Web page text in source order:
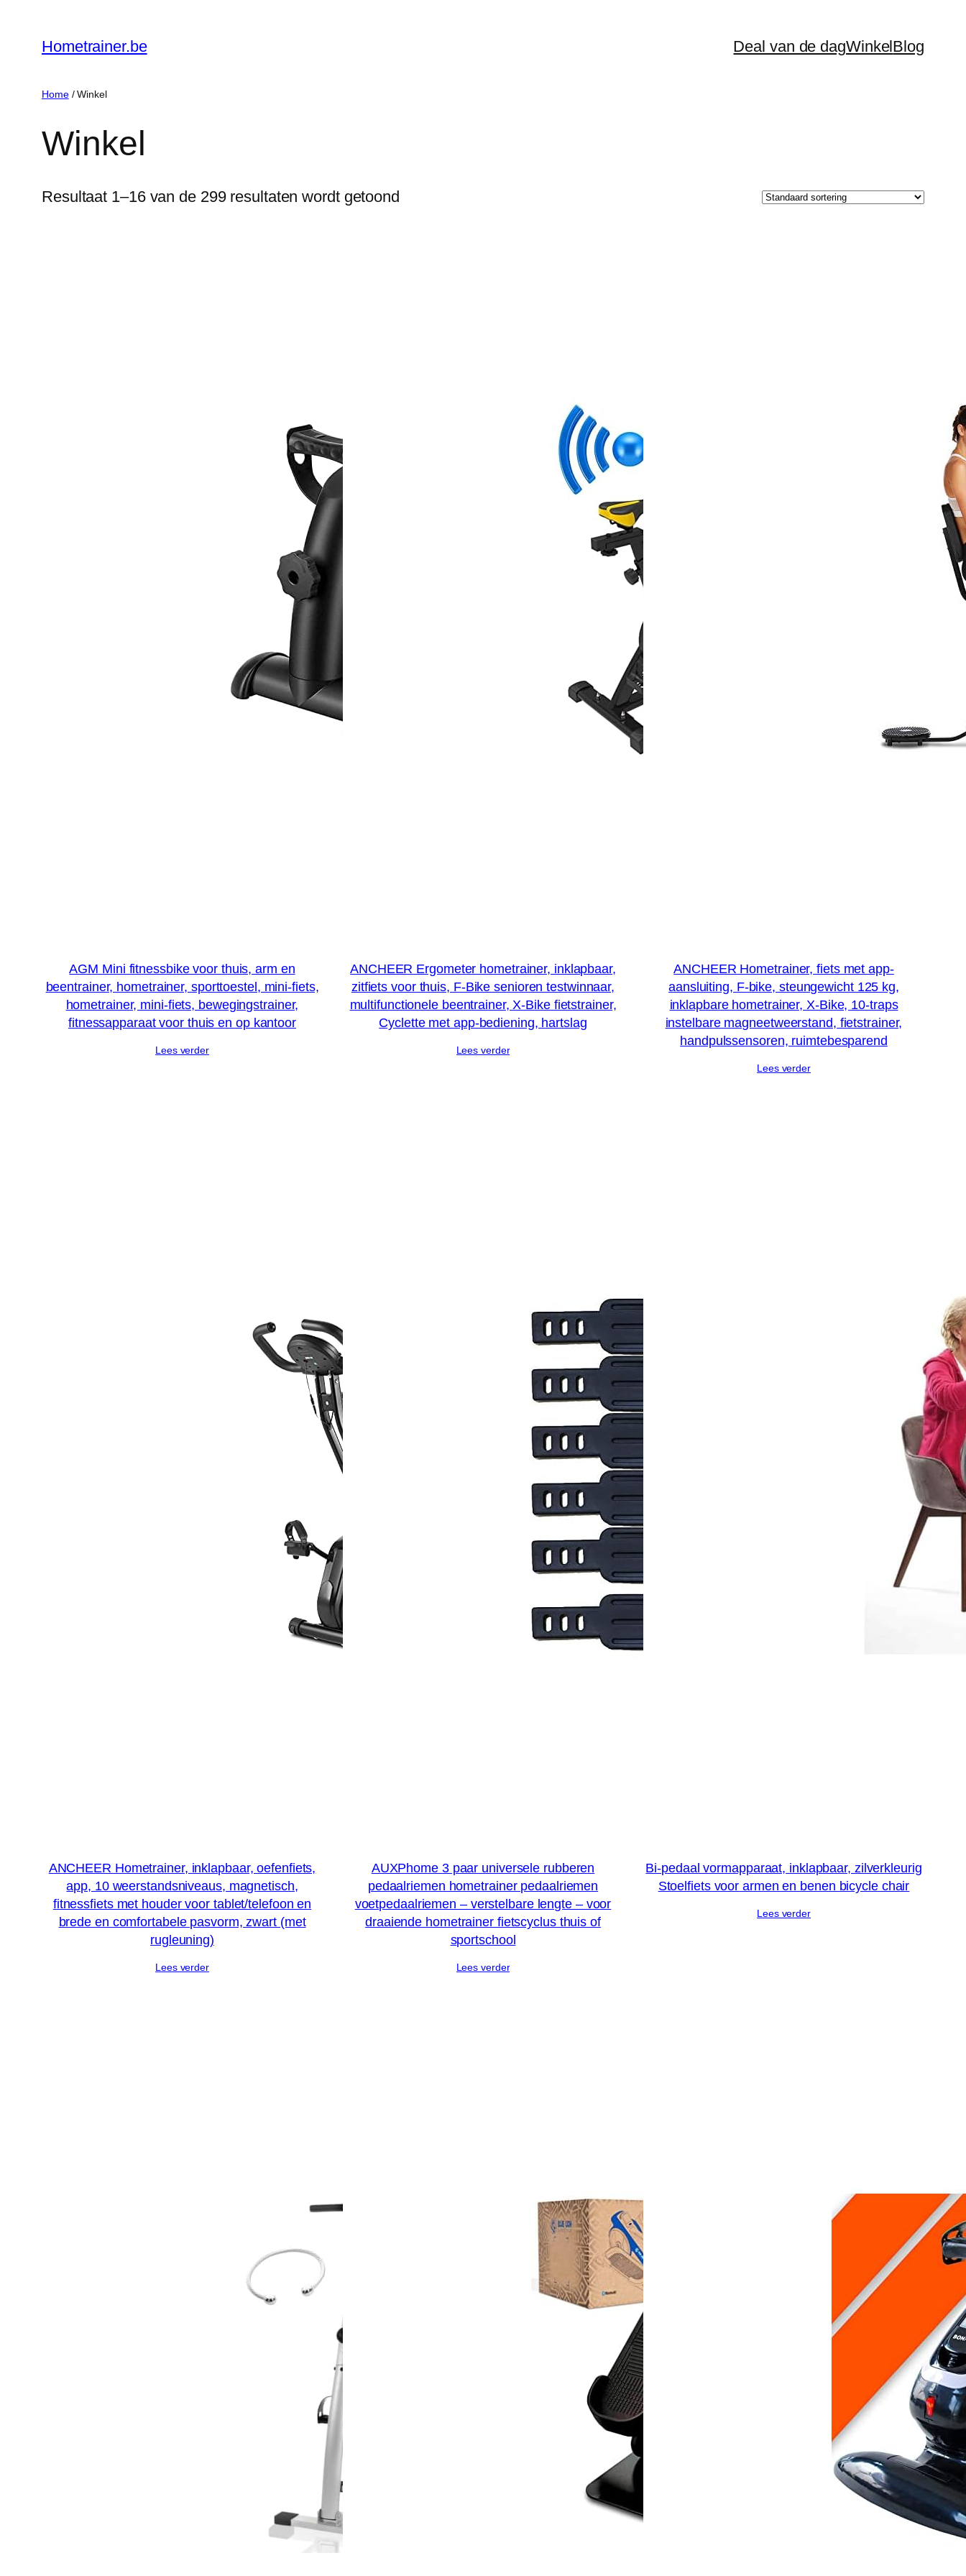
Hometrainer.be Deal van de dagWinkelBlog
Home/ Winkel
Winkel
Resultaat 1–16 van de 299 resultaten wordt getoond
AGM Mini fitnessbike voor thuis, arm en
beentrainer, hometrainer, sporttoestel, mini-fiets,
hometrainer, mini-fiets, bewegingstrainer,
fitnessapparaat voor thuis en op kantoor
Lees verder
ANCHEER Ergometer hometrainer, inklapbaar,
zitfiets voor thuis, F-Bike senioren testwinnaar,
multifunctionele beentrainer, X-Bike fietstrainer,
Cyclette met app-bediening, hartslag
Lees verder
ANCHEER Hometrainer, fiets met app-
aansluiting, F-bike, steungewicht 125 kg,
inklapbare hometrainer, X-Bike, 10-traps
instelbare magneetweerstand, fietstrainer,
handpulssensoren, ruimtebesparend
Lees verder
ANCHEER Hometrainer, inklapbaar, oefenfiets,
app, 10 weerstandsniveaus, magnetisch,
fitnessfiets met houder voor tablet/telefoon en
brede en comfortabele pasvorm, zwart (met
rugleuning)
Lees verder
AUXPhome 3 paar universele rubberen
pedaalriemen hometrainer pedaalriemen
voetpedaalriemen – verstelbare lengte – voor
draaiende hometrainer fietscyclus thuis of
sportschool
Lees verder
Bi-pedaal vormapparaat, inklapbaar, zilverkleurig
Stoelfiets voor armen en benen bicycle chair
Lees verder